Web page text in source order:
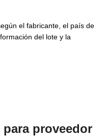
el fabricante, el país de
del lote y la
proveedor